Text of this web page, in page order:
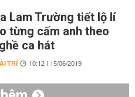
Lam Trường tiết lộ lí
từng cấm anh theo
ca hát
TRÍ 10:12 | 15/06/2019